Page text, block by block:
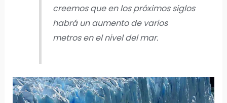
creemos que en los próximos siglos
habrá un aumento de varios
metros en el nivel del mar.